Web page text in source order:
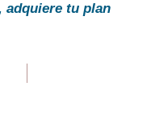
adquiere tu plan